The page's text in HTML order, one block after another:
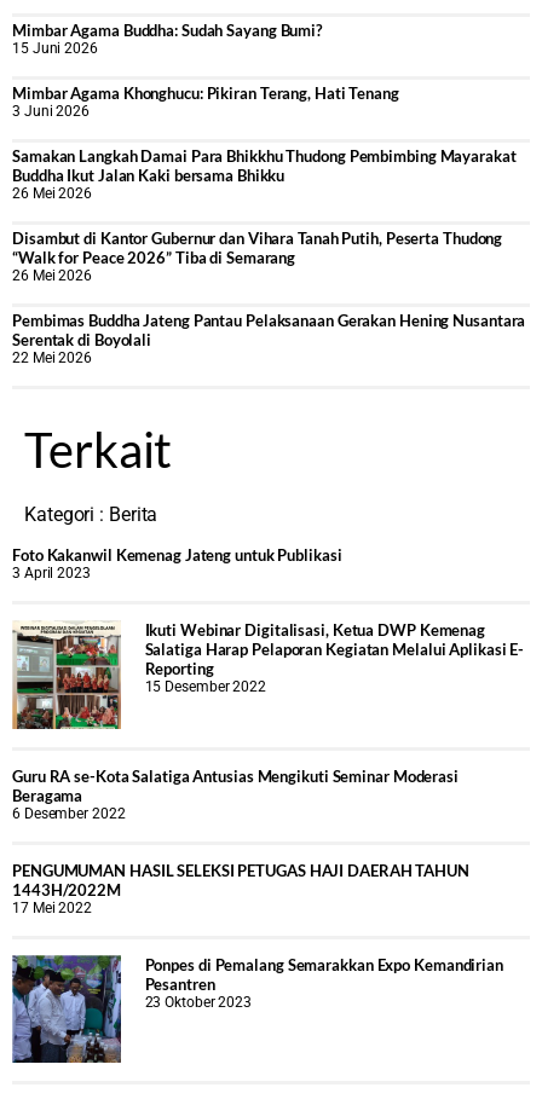
Mimbar Agama Buddha: Sudah Sayang Bumi?
15 Juni 2026
Mimbar Agama Khonghucu: Pikiran Terang, Hati Tenang
3 Juni 2026
Samakan Langkah Damai Para Bhikkhu Thudong Pembimbing Mayarakat
Buddha Ikut Jalan Kaki bersama Bhikku
26 Mei 2026
Disambut di Kantor Gubernur dan Vihara Tanah Putih, Peserta Thudong
“Walk for Peace 2026” Tiba di Semarang
26 Mei 2026
‎Pembimas Buddha Jateng Pantau Pelaksanaan Gerakan Hening Nusantara
Serentak di Boyolali
22 Mei 2026
Terkait
Kategori : Berita
Foto Kakanwil Kemenag Jateng untuk Publikasi
3 April 2023
Ikuti Webinar Digitalisasi, Ketua DWP Kemenag
Salatiga Harap Pelaporan Kegiatan Melalui Aplikasi E-
Reporting
15 Desember 2022
Guru RA se-Kota Salatiga Antusias Mengikuti Seminar Moderasi
Beragama
6 Desember 2022
PENGUMUMAN HASIL SELEKSI PETUGAS HAJI DAERAH TAHUN
1443H/2022M
17 Mei 2022
Ponpes di Pemalang Semarakkan Expo Kemandirian
Pesantren
23 Oktober 2023